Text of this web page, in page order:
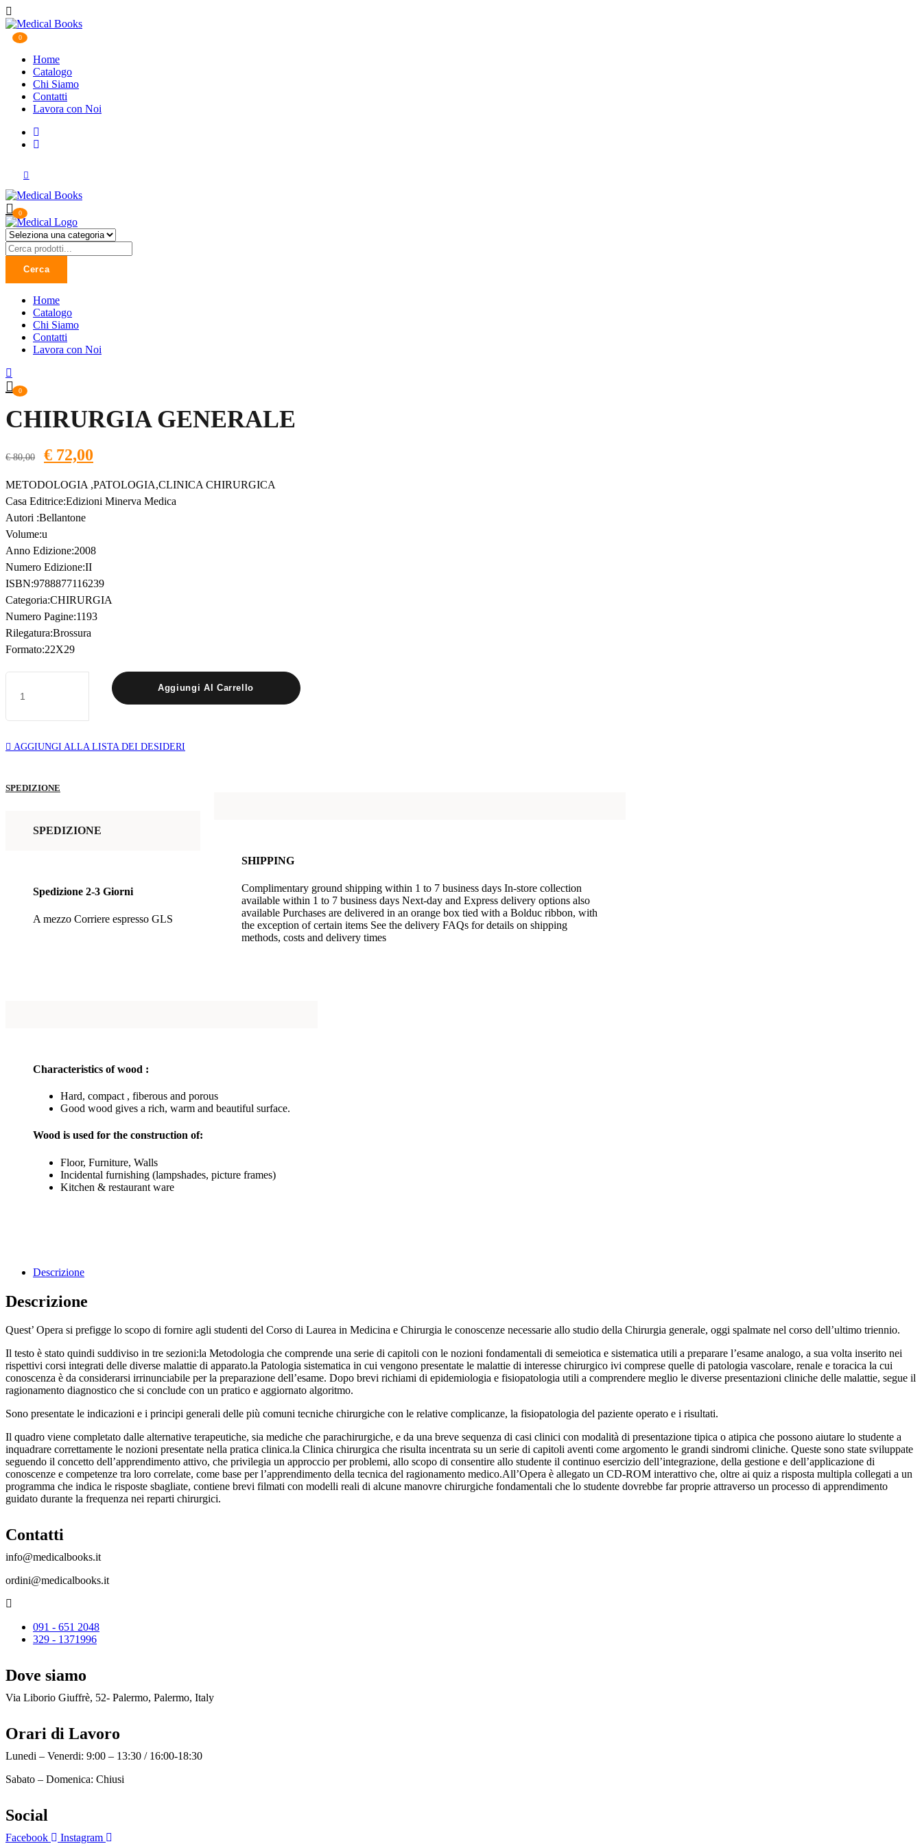
0
Home
Catalogo
Chi Siamo
Contatti
Lavora con Noi
0
Cerca
Home
Catalogo
Chi Siamo
Contatti
Lavora con Noi
0
CHIRURGIA GENERALE
€80,00
Il
originale
era:
€ 80,00.
€ 72,00
attuale
è:
METODOLOGIA ,PATOLOGIA,CLINICA CHIRURGICA
Casa Editrice:Edizioni Minerva Medica
Autori :Bellantone
Volume:u
Anno Edizione:2008
Numero Edizione:II
ISBN:9788877116239
Categoria:CHIRURGIA
Numero Pagine:1193
Rilegatura:Brossura
Formato:22X29
quantità
Aggiungi Al Carrello
AGGIUNGI ALLA LISTA DEI DESIDERI
SPEDIZIONE
SPEDIZIONE
Spedizione 2-3 Giorni
A mezzo Corriere espresso GLS
SHIPPING
Complimentary ground shipping within 1 to 7 business days In-store collection
available within 1 to 7 business days Next-day and Express delivery options also
available Purchases are delivered in an orange box tied with a Bolduc ribbon, with
the exception of certain items See the delivery FAQs for details on shipping
methods, costs and delivery times
Characteristics of wood :
Hard, compact , fiberous and porous
Good wood gives a rich, warm and beautiful surface.
Wood is used for the construction of:
Floor, Furniture, Walls
Incidental furnishing (lampshades, picture frames)
Kitchen & restaurant ware
Descrizione
Descrizione
Quest’ Opera si prefigge lo scopo di fornire agli studenti del Corso di Laurea in Medicina e Chirurgia le conoscenze necessarie allo studio della Chirurgia generale, oggi spalmate nel corso dell’ultimo triennio.
Il testo è stato quindi suddiviso in tre sezioni:la Metodologia che comprende una serie di capitoli con le nozioni fondamentali di semeiotica e sistematica utili a preparare l’esame analogo, a sua volta inserito nei
rispettivi corsi integrati delle diverse malattie di apparato.la Patologia sistematica in cui vengono presentate le malattie di interesse chirurgico ivi comprese quelle di patologia vascolare, renale e toracica la cui
conoscenza è da considerarsi irrinunciabile per la preparazione dell’esame. Dopo brevi richiami di epidemiologia e fisiopatologia utili a comprendere meglio le diverse presentazioni cliniche delle malattie, segue il
ragionamento diagnostico che si conclude con un pratico e aggiornato algoritmo.
Sono presentate le indicazioni e i principi generali delle più comuni tecniche chirurgiche con le relative complicanze, la fisiopatologia del paziente operato e i risultati.
Il quadro viene completato dalle alternative terapeutiche, sia mediche che parachirurgiche, e da una breve sequenza di casi clinici con modalità di presentazione tipica o atipica che possono aiutare lo studente a
inquadrare correttamente le nozioni presentate nella pratica clinica.la Clinica chirurgica che risulta incentrata su un serie di capitoli aventi come argomento le grandi sindromi cliniche. Queste sono state sviluppate
seguendo il concetto dell’apprendimento attivo, che privilegia un approccio per problemi, allo scopo di consentire allo studente il continuo esercizio dell’integrazione, della gestione e dell’applicazione di
conoscenze e competenze tra loro correlate, come base per l’apprendimento della tecnica del ragionamento medico.All’Opera è allegato un CD-ROM interattivo che, oltre ai quiz a risposta multipla collegati a un
programma che indica le risposte sbagliate, contiene brevi filmati con modelli reali di alcune manovre chirurgiche fondamentali che lo studente dovrebbe far proprie attraverso un processo di apprendimento
guidato durante la frequenza nei reparti chirurgici.
Contatti
info@medicalbooks.it
ordini@medicalbooks.it
091 - 651 2048
329 - 1371996
Dove siamo
Via Liborio Giuffrè, 52- Palermo, Palermo, Italy
Orari di Lavoro
Lunedi – Venerdi: 9:00 – 13:30 / 16:00-18:30
Sabato – Domenica: Chiusi
Social
Facebook Instagram